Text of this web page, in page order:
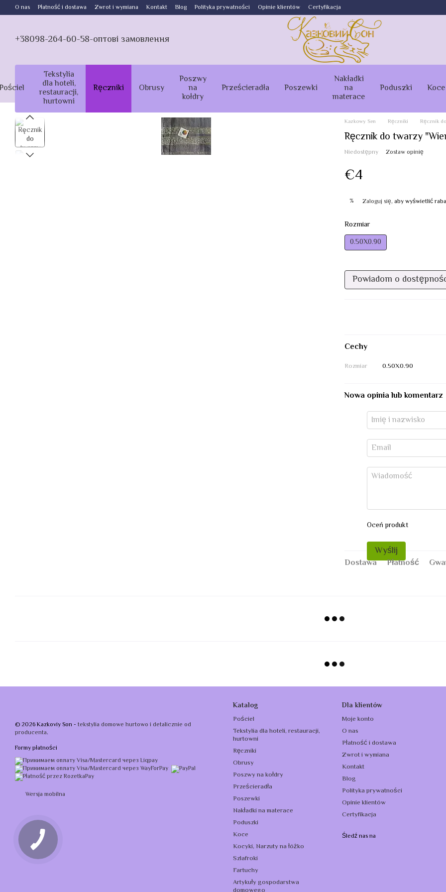
Przejdź do głównej treści
O nas Płatność i dostawa Zwrot i wymiana Kontakt Blog Polityka prywatności Opinie klientów Certyfikacja
+38098-264-60-58-оптові замовлення
Tekstylia
dla hoteli,
restauracji,
hurtowni
Ręczniki Obrusy
Poszwy
na
kołdry
Prześcieradła Poszewki
Nakładki
na
materace
Poduszki Koce
Kazkowy Sen Ręczniki Ręcznik
Ręcznik do twarzy
Niedostępny Zostaw opinię
€4
% Zaloguj się, aby wyświetlić
Rozmiar
0.50Х0.90
Powiadom o
Cechy
Rozmiar 0.50Х0.90
Nowa opinia lub komentarz
Oceń produkt
Wyślij
Dostawa Płatność
© 2026 Kazkoviy Son - tekstylia domowe hurtowo i detalicznie od
producenta.
Formy płatności
Wersja mobilna
Katalog
Pościel
Tekstylia dla hoteli, restauracji,
hurtowni
Ręczniki
Obrusy
Poszwy na kołdry
Prześcieradła
Poszewki
Nakładki na materace
Poduszki
Koce
Kocyki, Narzuty na łóżko
Szlafroki
Fartuchy
Artykuły gospodarstwa
Dla klientów
Moje konto
O nas
Płatność i dostawa
Zwrot i wymiana
Kontakt
Blog
Polityka prywatności
Opinie klientów
Certyfikacja
Śledź nas na